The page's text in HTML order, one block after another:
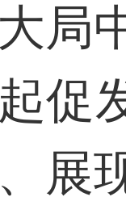
局
促
展